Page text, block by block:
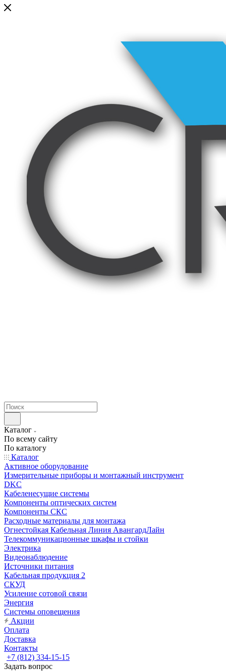
Каталог
По всему сайту
По каталогу
Каталог
Активное оборудование
Измерительные приборы и монтажный инструмент
DKC
Кабеленесущие системы
Компоненты оптических систем
Компоненты СКС
Расходные материалы для монтажа
Огнестойкая Кабельная Линия АвангардЛайн
Телекоммуникационные шкафы и стойки
Электрика
Видеонаблюдение
Источники питания
Кабельная продукция 2
СКУД
Усиление сотовой связи
Энергия
Системы оповещения
Акции
Оплата
Доставка
Контакты
+7 (812) 334-15-15
Задать вопрос